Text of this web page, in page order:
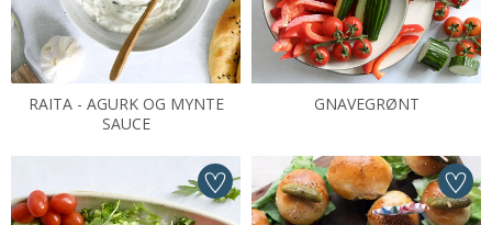
RAITA - AGURK OG MYNTE
SAUCE
GNAVEGRØNT